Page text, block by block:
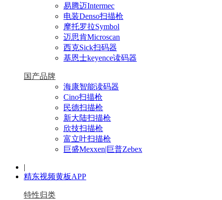
易腾迈Intermec
电装Denso扫描枪
摩托罗拉Symbol
迈思肯Microscan
西克Sick扫码器
基恩士keyence读码器
国产品牌
海康智能读码器
Cino扫描枪
民德扫描枪
新大陆扫描枪
欣技扫描枪
富立叶扫描枪
巨盛Mexxen|巨普Zebex
|
精东视频黄板APP
特性归类